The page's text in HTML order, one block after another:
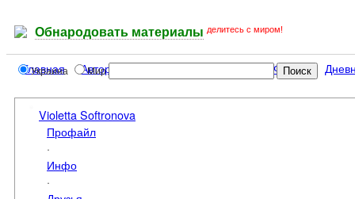
Обнародовать материалы делитесь с миром!
Украина Мир
Главная Авторы Статьи Книги Фото Файлы
Violetta Softronova
Профайл
·
Инфо
·